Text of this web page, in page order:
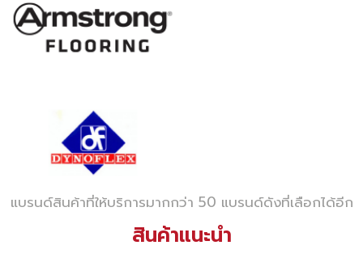
แบรนด์สินค้าที่ให้บริการมากกว่า 50 แบรนด์ดังที่เลือกได้อีก
สินค้าแนะนำ